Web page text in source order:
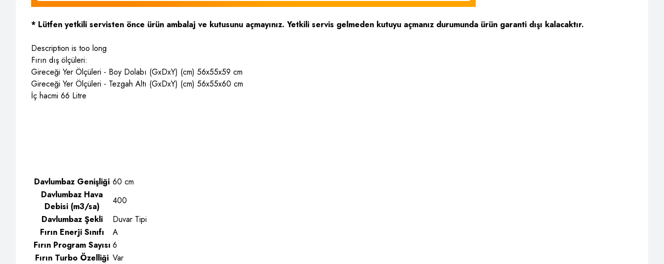
* Lütfen yetkili servisten önce ürün ambalaj ve kutusunu açmayınız. Yetkili servis gelmeden kutuyu açmanız durumunda ürün garanti dışı kalacaktır.
Description is too long
Fırın dış ölçüleri:
Gireceği Yer Ölçüleri - Boy Dolabı (GxDxY) (cm) 56x55x59 cm
Gireceği Yer Ölçüleri - Tezgah Altı (GxDxY) (cm) 56x55x60 cm
İç hacmi 66 Litre
Davlumbaz Genişliği 60 cm
Davlumbaz Hava
Debisi (m3/sa)
400
Davlumbaz Şekli
Duvar Tipi
Fırın Enerji Sınıfı
A
Fırın Program Sayısı 6
Fırın Turbo Özelliği Var